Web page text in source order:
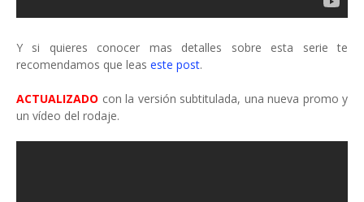
Y si quieres conocer mas detalles sobre esta serie te
recomendamos que leas este post.
ACTUALIZADO con la versión subtitulada, una nueva promo y
un vídeo del rodaje.